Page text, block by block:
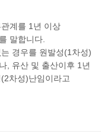
계를 1년 이상
말합니다.
경우를 원발성(1차성)
, 유산 및 출산이후 1년
차성)난임이라고